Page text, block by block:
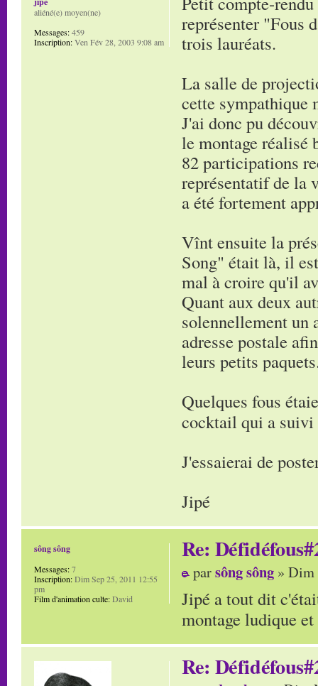
représenter "Fous
trois lauréats.
La salle de
cette sympathique
J'ai donc pu
le montage réalisé
82 participations
représentatif de la
a été fortement
Vînt ensuite la
Song" était là, il
mal à croire qu'il
Quant aux deux
solennellement un
adresse postale
leurs petits
Quelques fous
cocktail qui a suivi
J'essaierai de
Jipé
aliéné(e) moyen(ne)
Messages:459
Inscription:Ven Fév 28, 2003 9:08 am
Re:
parsông sông » Dim
Jipé a tout dit
montage ludique
sông sông
Messages:7
Inscription:Dim Sep 25, 2011 12:55
pm
Film d'animation culte:David
Re: